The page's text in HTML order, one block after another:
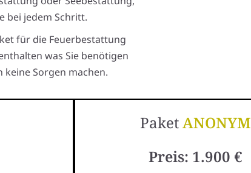
bei jedem Schritt.
für die Feuerbestattung
was Sie benötigen
keine Sorgen machen.
PaketANONYM
Preis: 1.900 €